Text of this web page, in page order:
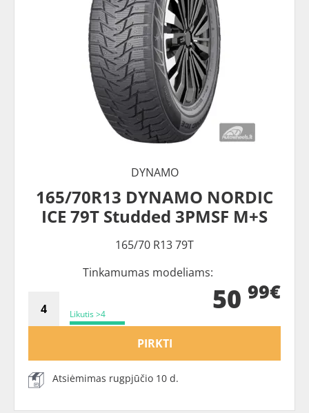
DYNAMO
165/70R13 DYNAMO NORDIC
ICE 79T Studded 3PMSF M+S
165/70 R13 79T
Tinkamumas modeliams:
Likutis >4 50 99€
PIRKTI
Atsiėmimas rugpjūčio 10 d.